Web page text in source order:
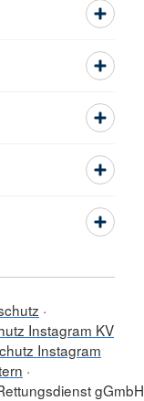
Instagram KV
Instagram
gGmbH